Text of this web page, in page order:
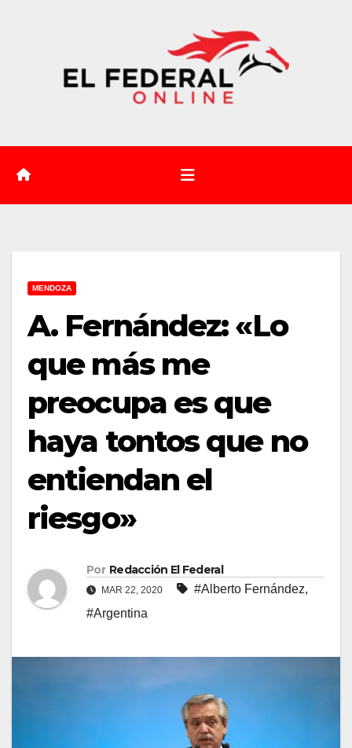
MENDOZA
A. Fernández: «Lo
que más me
preocupa es que
haya tontos que no
entiendan el
riesgo»
Por Redacción El Federal
MAR 22, 2020 #Alberto Fernández,
#Argentina